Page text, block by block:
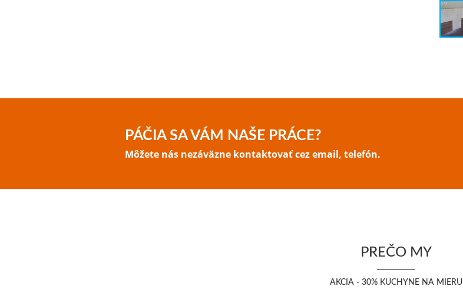
PÁČIA SA VÁM NAŠE PRÁCE?
Môžete nás nezáväzne kontaktovať cez email, telefón.
PREČO MY
AKCIA - 30% KUCHYNE NA MIERU